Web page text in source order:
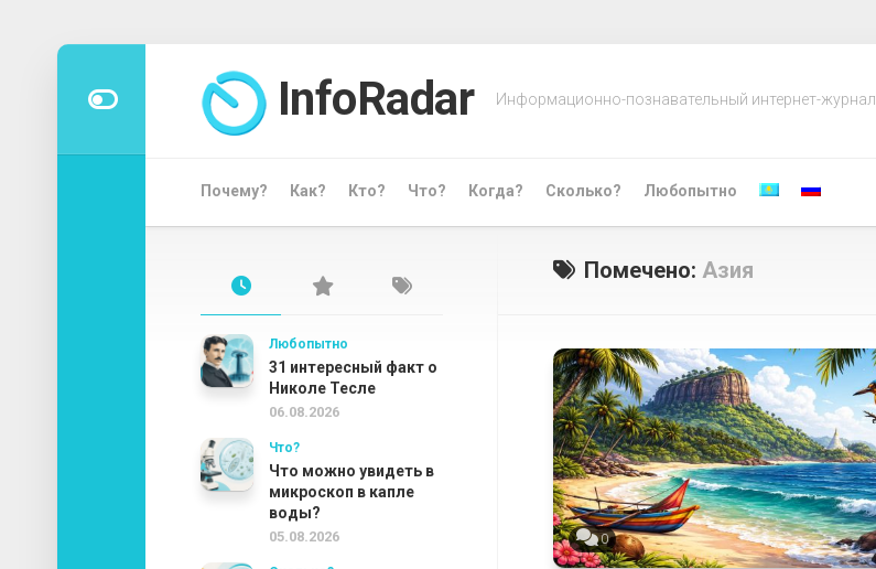
Перейти
содержанию
InfoRadar Информационно-познавательный интернет-журнал
Почему? Как? Кто? Что? Когда? Сколько? Любопытно
Помечено: Азия
0
Любопытно
31 интересный факт о
Николе Тесле
06.08.2026
Что?
Что можно увидеть в
микроскоп в капле
воды?
05.08.2026